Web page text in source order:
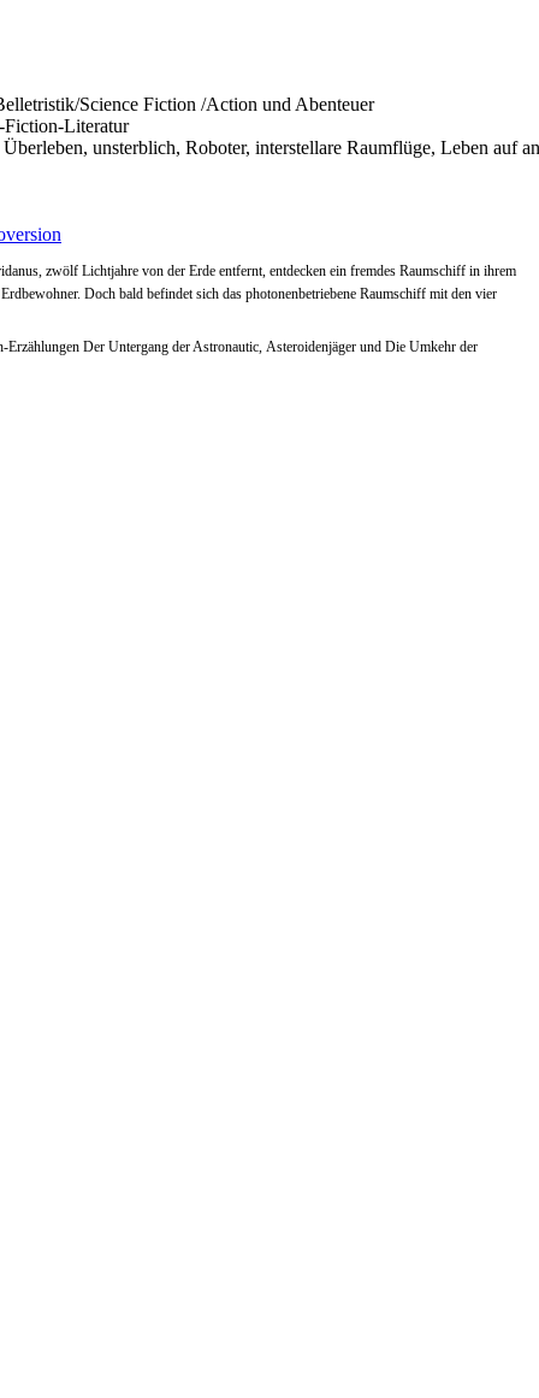
Science Fiction /Action und Abenteuer
Fiction-Literatur
unsterblich, Roboter, interstellare Raumflüge, Leben auf
zwölf Lichtjahre von der Erde entfernt, entdecken ein fremdes Raumschiff in ihrem
Doch bald befindet sich das photonenbetriebene Raumschiff mit den vier
Der Untergang der Astronautic, Asteroidenjäger und Die Umkehr der